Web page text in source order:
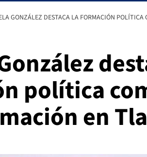
GONZÁLEZ DESTACA LA FORMACIÓN
política
en